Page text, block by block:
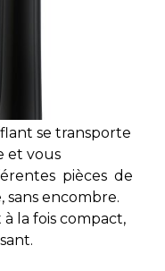
se transporte
et vous
pièces de
sans encombre.
la fois compact,